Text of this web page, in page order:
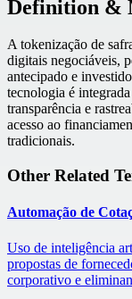
Definition &
A tokenização de
digitais negociáveis,
antecipado e
tecnologia é
transparência e
acesso ao
tradicionais.
Other Related
Automação de
Uso de inteligência
propostas de
corporativo e